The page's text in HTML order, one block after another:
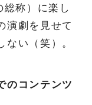
称）に楽し
演劇を見せて
ない（笑）。
のコンテンツ